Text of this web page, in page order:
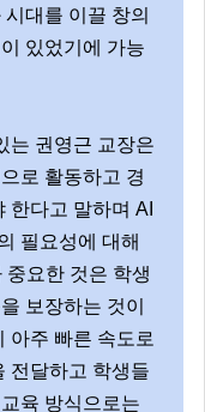
대를 이끌 창의
있었기에 가능
는 권영근 교장은
로 활동하고 경
한다고 말하며 AI
필요성에 대해
중요한 것은 학생
보장하는 것이
아주 빠른 속도로
전달하고 학생들
육 방식으로는